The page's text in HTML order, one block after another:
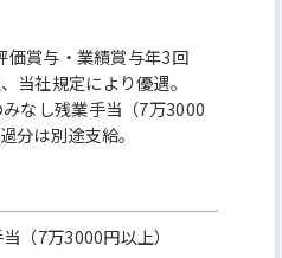
価賞与・業績賞与年3回
当社規定により優遇。
なし残業手当（7万3000
分は別途支給。
（7万3000円以上）